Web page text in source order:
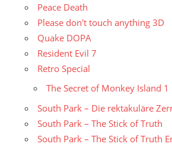
Peace Death
Please don't touch anything 3D
Quake DOPA
Resident Evil 7
Retro Special
The Secret of Monkey Island 1
South Park – Die rektakuläre
South Park – The Stick of Truth
South Park – The Stick of Truth